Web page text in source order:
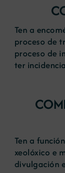
Ten a
proceso de
proceso de
ter
Ten a
xeolóxico e
divulgación